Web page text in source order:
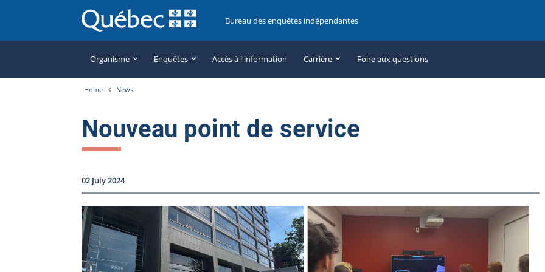
Bureau des enquêtes indépendantes
Organisme Enquêtes Accès à l'information Carrière Foire aux questions
Home News
Nouveau point de service
02 July 2024